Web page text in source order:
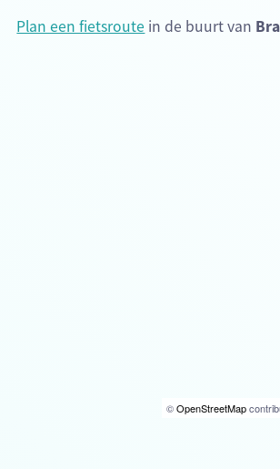
Plan een fietsroute in de buurt van
©OpenStreetMap